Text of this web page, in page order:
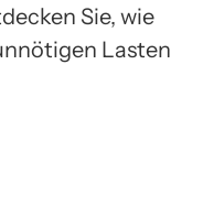
Sie, wie
Lasten